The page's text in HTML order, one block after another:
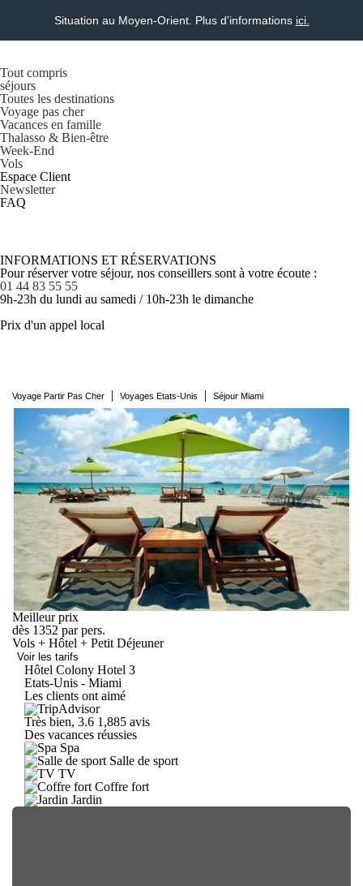
Situation au Moyen-Orient. Plus d'informations ici.
Tout compris
séjours
Toutes les destinations
Voyage pas cher
Vacances en famille
Thalasso & Bien-être
Week-End
Vols
Espace Client
Newsletter
FAQ
INFORMATIONS ET RÉSERVATIONS
Pour réserver votre séjour, nos conseillers sont à votre écoute :
01 44 83 55 55
9h-23h du lundi au samedi / 10h-23h le dimanche
Prix d'un appel local
Voyage Partir Pas Cher | Voyages Etats-Unis | Séjour Miami
Meilleur prix
dès 1352 par pers.
Vols + Hôtel + Petit Déjeuner
Voir les tarifs
Hôtel Colony Hotel 3
Etats-Unis - Miami
Les clients ont aimé
Très bien, 3.6 1,885 avis
Des vacances réussies
Spa
Salle de sport
TV
Coffre fort
Jardin